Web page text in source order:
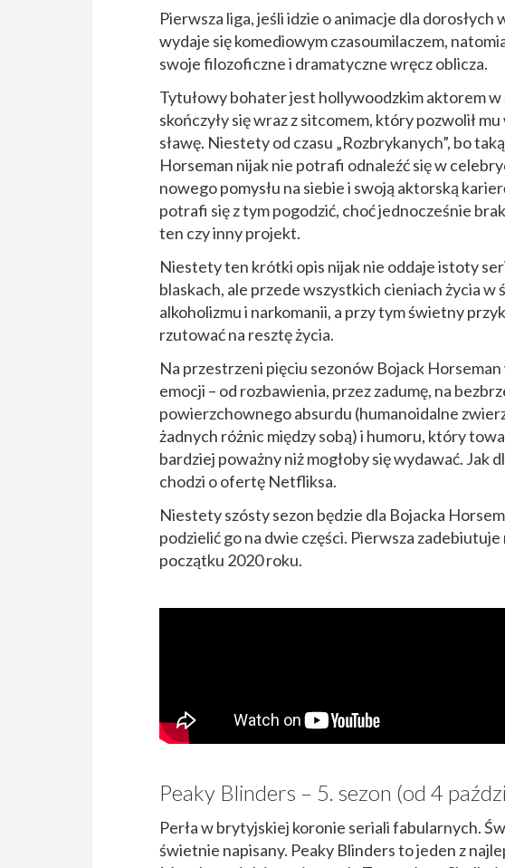
Pierwsza liga, jeśli idzie o animacje dla
wydaje się komediowym czasoumilaczem,
swoje filozoficzne i dramatyczne wręcz oblicza.
Tytułowy bohater jest hollywoodzkim aktorem
skończyły się wraz z sitcomem, który pozwolił
sławę. Niestety od czasu „Rozbrykanych”, bo
Horseman nijak nie potrafi odnaleźć się w
nowego pomysłu na siebie i swoją aktorską
potrafi się z tym pogodzić, choć jednocześnie
ten czy inny projekt.
Niestety ten krótki opis nijak nie oddaje istoty
blaskach, ale przede wszystkich cieniach życia
alkoholizmu i narkomanii, a przy tym świetny
rzutować na resztę życia.
Na przestrzeni pięciu sezonów Bojack
emocji – od rozbawienia, przez zadumę, na
powierzchownego absurdu (humanoidalne
żadnych różnic między sobą) i humoru, który
bardziej poważny niż mogłoby się wydawać. Jak
chodzi o ofertę Netfliksa.
Niestety szósty sezon będzie dla Bojacka
podzielić go na dwie części. Pierwsza
początku 2020 roku.
Peaky Blinders – 5. sezon (od 4
Perła w brytyjskiej koronie seriali fabularnych.
świetnie napisany. Peaky Blinders to jeden z